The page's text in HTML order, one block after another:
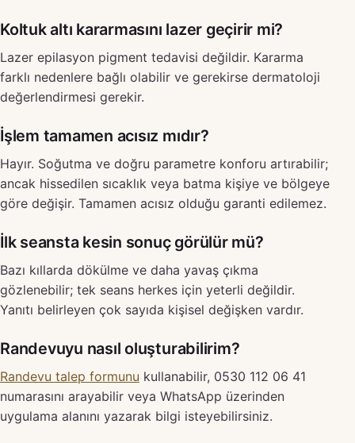
Koltuk altı kararmasını lazer geçirir mi?
Lazer epilasyon pigment tedavisi değildir. Kararma
farklı nedenlere bağlı olabilir ve gerekirse dermatoloji
değerlendirmesi gerekir.
İşlem tamamen acısız mıdır?
Hayır. Soğutma ve doğru parametre konforu artırabilir;
ancak hissedilen sıcaklık veya batma kişiye ve bölgeye
göre değişir. Tamamen acısız olduğu garanti edilemez.
İlk seansta kesin sonuç görülür mü?
Bazı kıllarda dökülme ve daha yavaş çıkma
gözlenebilir; tek seans herkes için yeterli değildir.
Yanıtı belirleyen çok sayıda kişisel değişken vardır.
Randevuyu nasıl oluşturabilirim?
Randevu talep formunu kullanabilir, 0530 112 06 41
numarasını arayabilir veya WhatsApp üzerinden
uygulama alanını yazarak bilgi isteyebilirsiniz.